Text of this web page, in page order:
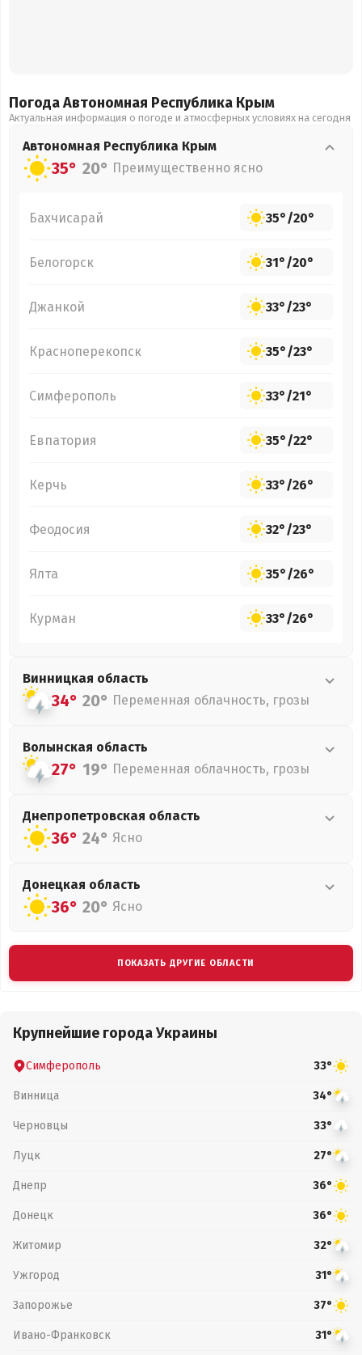
Погода Автономная Республика Крым
Актуальная информация о погоде и атмосферных условиях на сегодня
Автономная Республика Крым
35° 20° Преимущественно ясно
Бахчисарай 35°/20°
Белогорск 31°/20°
Джанкой 33°/23°
Красноперекопск 35°/23°
Симферополь 33°/21°
Евпатория 35°/22°
Керчь 33°/26°
Феодосия 32°/23°
Ялта 35°/26°
Курман 33°/26°
Винницкая область
34° 20° Переменная облачность, грозы
Волынская область
27° 19° Переменная облачность, грозы
Днепропетровская область
36° 24° Ясно
Донецкая область
36° 20° Ясно
ПОКАЗАТЬ ДРУГИЕ ОБЛАСТИ
Крупнейшие города Украины
Симферополь 33°
Винница 34°
Черновцы 33°
Луцк 27°
Днепр 36°
Донецк 36°
Житомир 32°
Ужгород 31°
Запорожье 37°
Ивано-Франковск 31°